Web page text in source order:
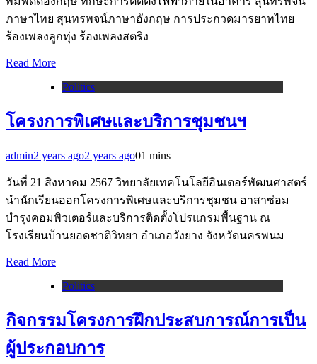
ภาษาไทย สุนทรพจน์ภาษาอังกฤษ การประกวดมารยาทไทย
ร้องเพลงลูกทุ่ง ร้องเพลงสตริง
Read More
Politics
โครงการพิเศษและบริการชุมชนฯ
admin2 years ago2 years ago01 mins
วันที่ 21 สิงหาคม 2567 วิทยาลัยเทคโนโลยีอินเตอร์พัฒนศาสตร์
นำนักเรียนออกโครงการพิเศษและบริการชุมชน อาสาซ่อม
บำรุงคอมพิวเตอร์และบริการติดตั้งโปรแกรมพื้นฐาน ณ
โรงเรียนบ้านยอดชาติวิทยา อำเภอวังยาง จังหวัดนครพนม
Read More
Politics
กิจกรรมโครงการฝึกประสบการณ์การเป็น
ผู้ประกอบการ